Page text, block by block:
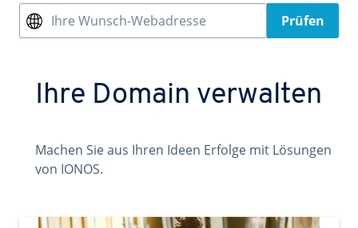
Ihre Wunsch-Webadresse Prüfen
Ihre Domain verwalten
Machen Sie aus Ihren Ideen Erfolge mit Lösungen
von IONOS.